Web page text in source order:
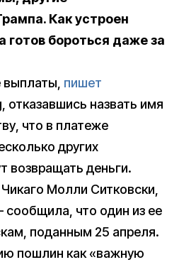
Как устроен
готов бороться даже за
выплаты, пишет
назвать имя
что в платеже
других
возвращать деньги.
Молли Ситковски,
что один из ее
поданным 25 апреля.
пошлин как «важную